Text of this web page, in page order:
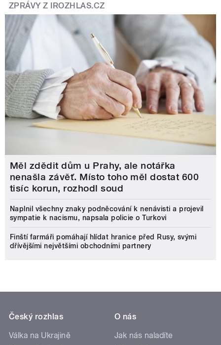
ZPRÁVY Z IROZHLAS.CZ
Měl zdědit dům u Prahy, ale notářka
nenašla závěť. Místo toho měl dostat 600
tisíc korun, rozhodl soud
Naplnil všechny znaky podněcování k nenávisti a projevil
sympatie k nacismu, napsala policie o Turkovi
Finští farmáři pomáhají hlídat hranice před Rusy, svými
dřívějšími největšími obchodními partnery
Český rozhlas
Válka na Ukrajině
O nás
Jak nás naladíte